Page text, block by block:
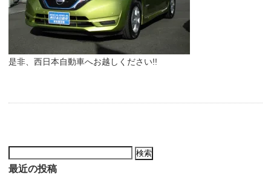
是非、西日本自動車へお越しください!!
索:
最近の投稿